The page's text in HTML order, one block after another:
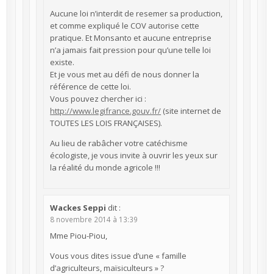
Aucune loi n’interdit de resemer sa production,
et comme expliqué le COV autorise cette
pratique. Et Monsanto et aucune entreprise
n’a jamais fait pression pour qu’une telle loi
existe.
Et je vous met au défi de nous donner la
référence de cette loi.
Vous pouvez chercher ici :
http://www.legifrance.gouv.fr/ (site internet de
TOUTES LES LOIS FRANÇAISES).
Au lieu de rabâcher votre catéchisme
écologiste, je vous invite à ouvrir les yeux sur
la réalité du monde agricole !!!
Wackes Seppi dit :
8 novembre 2014 à 13:39
Mme Piou-Piou,
Vous vous dites issue d’une « famille
d’agriculteurs, maïsiculteurs » ?